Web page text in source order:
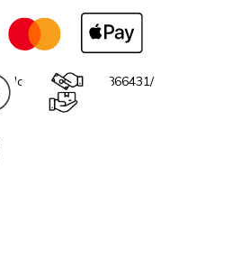
100069706866431/